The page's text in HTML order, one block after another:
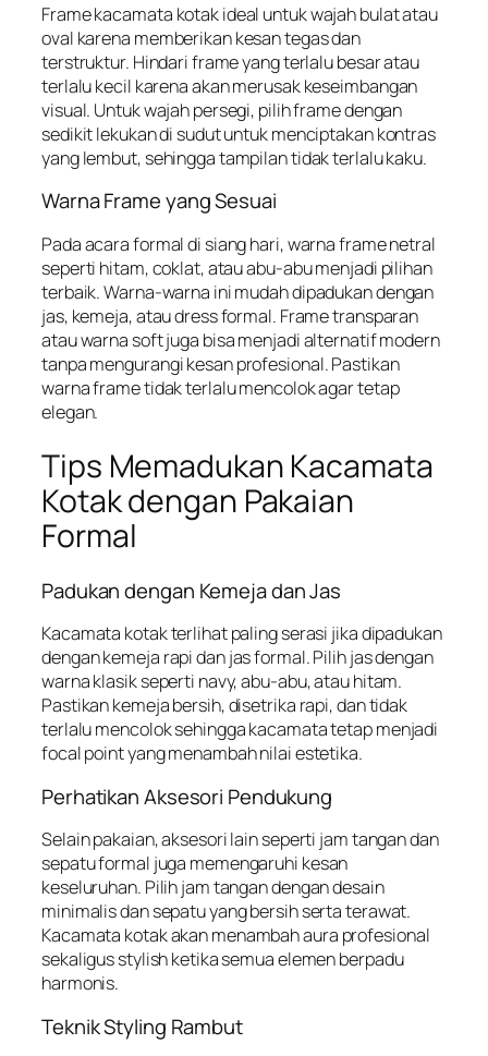
Frame kacamata kotak ideal untuk wajah bulat atau
oval karena memberikan kesan tegas dan
terstruktur. Hindari frame yang terlalu besar atau
terlalu kecil karena akan merusak keseimbangan
visual. Untuk wajah persegi, pilih frame dengan
sedikit lekukan di sudut untuk menciptakan kontras
yang lembut, sehingga tampilan tidak terlalu kaku.
Warna Frame yang Sesuai
Pada acara formal di siang hari, warna frame netral
seperti hitam, coklat, atau abu-abu menjadi pilihan
terbaik. Warna-warna ini mudah dipadukan dengan
jas, kemeja, atau dress formal. Frame transparan
atau warna soft juga bisa menjadi alternatif modern
tanpa mengurangi kesan profesional. Pastikan
warna frame tidak terlalu mencolok agar tetap
elegan.
Tips Memadukan Kacamata
Kotak dengan Pakaian
Formal
Padukan dengan Kemeja dan Jas
Kacamata kotak terlihat paling serasi jika dipadukan
dengan kemeja rapi dan jas formal. Pilih jas dengan
warna klasik seperti navy, abu-abu, atau hitam.
Pastikan kemeja bersih, disetrika rapi, dan tidak
terlalu mencolok sehingga kacamata tetap menjadi
focal point yang menambah nilai estetika.
Perhatikan Aksesori Pendukung
Selain pakaian, aksesori lain seperti jam tangan dan
sepatu formal juga memengaruhi kesan
keseluruhan. Pilih jam tangan dengan desain
minimalis dan sepatu yang bersih serta terawat.
Kacamata kotak akan menambah aura profesional
sekaligus stylish ketika semua elemen berpadu
harmonis.
Teknik Styling Rambut